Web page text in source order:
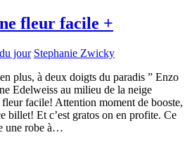
fleur facile +
jour Stephanie Zwicky
plus, à deux doigts du paradis ” Enzo
Edelweiss au milieu de la neige
facile! Attention moment de booste,
billet! Et c’est gratos on en profite. Ce
une robe à…